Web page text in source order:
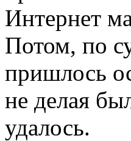
Интернет
Потом, по
пришлось
не делая
удалось.